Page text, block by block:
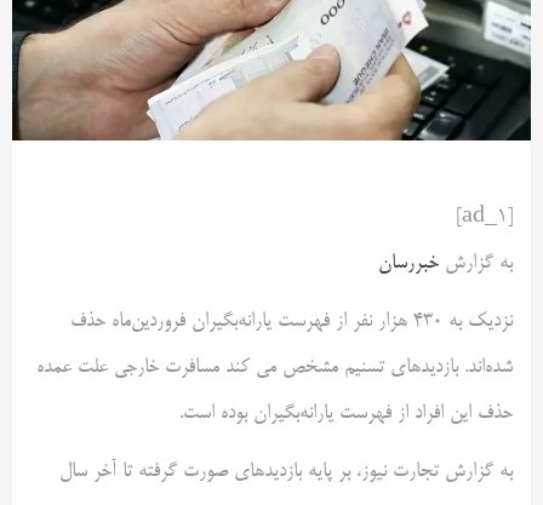
به گزارش خبررسان
نزدیک به ۴۳۰ هزار نفر از فهرست یارانه‌بگیران فروردین‌ماه حذف
شده‌اند. بازدید‌های تسنیم مشخص می کند مسافرت خارجی علت عمده
حذف این افراد از فهرست یارانه‌بگیران بوده است.
به گزارش تجارت نیوز، بر پایه بازدید‌های صورت گرفته تا آخر سال